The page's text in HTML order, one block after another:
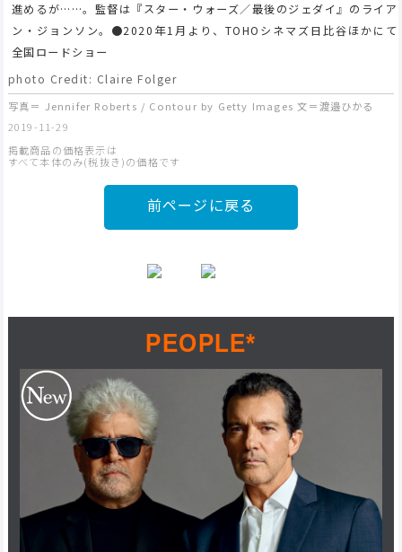
進めるが……。監督は『スター・ウォーズ／最後のジェダイ』のライア
ン・ジョンソン。●2020年1月より、TOHOシネマズ日比谷ほかにて
全国ロードショー
photo Credit: Claire Folger
写真＝ Jennifer Roberts / Contour by Getty Images 文＝渡邉ひかる
2019-11-29
前ページに戻る
PEOPLE*